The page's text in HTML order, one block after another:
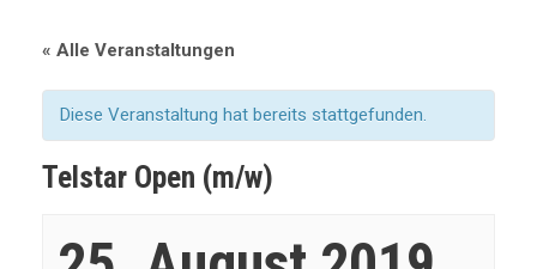
« Alle Veranstaltungen
Diese Veranstaltung hat bereits stattgefunden.
Telstar Open (m/w)